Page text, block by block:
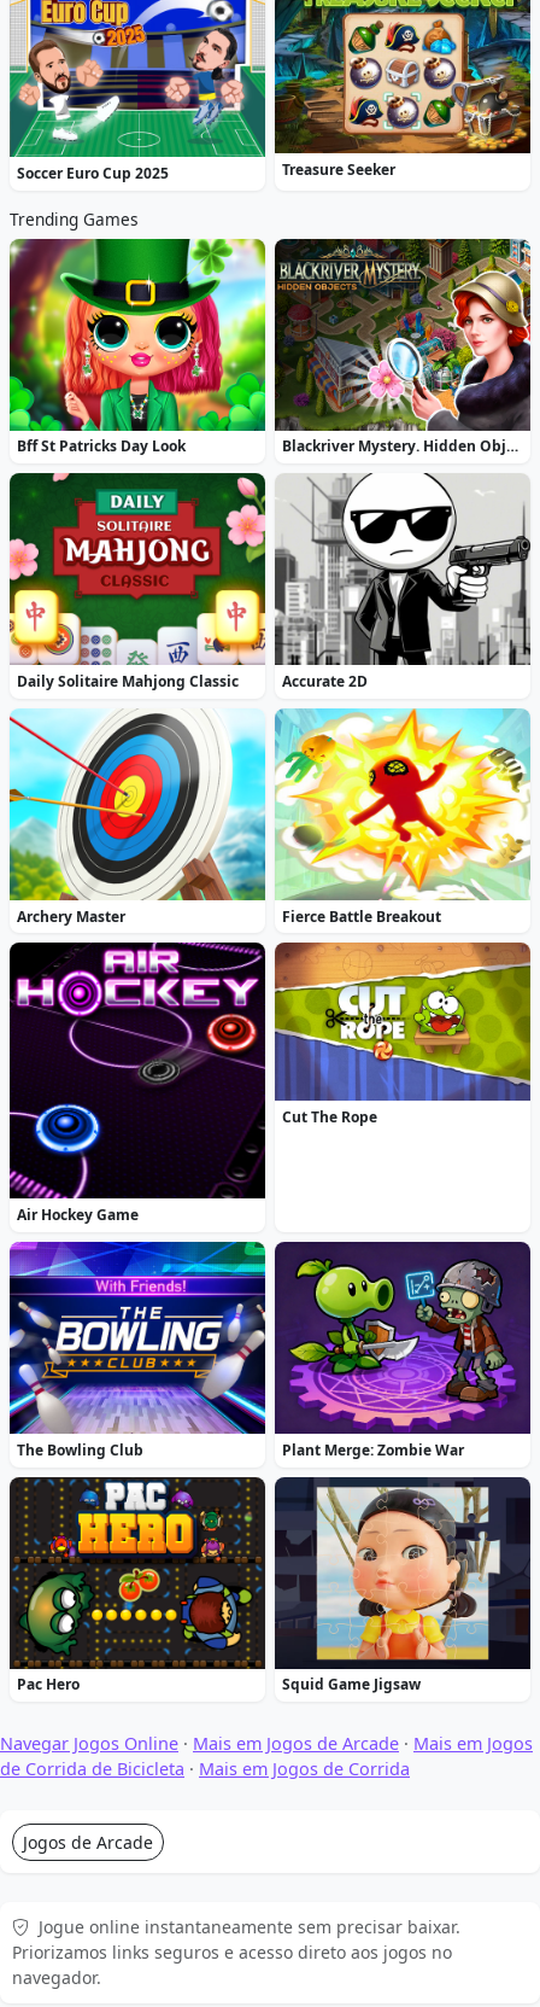
Soccer Euro Cup 2025 Treasure Seeker
Trending Games
Bff St Patricks Day Look Blackriver Mystery. Hidden Objects
Daily Solitaire Mahjong Classic Accurate 2D
Archery Master Fierce Battle Breakout
Air Hockey Game
Cut The Rope
The Bowling Club Plant Merge: Zombie War
Pac Hero Squid Game Jigsaw
Navegar Jogos Online · Mais em Jogos de Arcade · Mais em Jogos
de Corrida de Bicicleta · Mais em Jogos de Corrida
Jogos de Arcade
Jogue online instantaneamente sem precisar baixar.
Priorizamos links seguros e acesso direto aos jogos no
navegador.